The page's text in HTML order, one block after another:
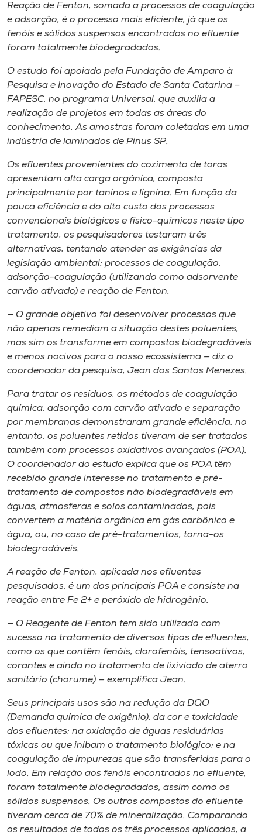
o idioma
A+
A-
Reação de Fenton, somada a processos de coagulação
e adsorção, é o processo mais eficiente, já que os
fenóis e sólidos suspensos encontrados no efluente
foram totalmente biodegradados.
O estudo foi apoiado pela Fundação de Amparo à
Pesquisa e Inovação do Estado de Santa Catarina –
FAPESC, no programa Universal, que auxilia a
realização de projetos em todas as áreas do
conhecimento. As amostras foram coletadas em uma
indústria de laminados de Pinus SP.
Os efluentes provenientes do cozimento de toras
apresentam alta carga orgânica, composta
principalmente por taninos e lignina. Em função da
pouca eficiência e do alto custo dos processos
convencionais biológicos e físico-químicos neste tipo
tratamento, os pesquisadores testaram três
alternativas, tentando atender as exigências da
legislação ambiental: processos de coagulação,
adsorção-coagulação (utilizando como adsorvente
carvão ativado) e reação de Fenton.
— O grande objetivo foi desenvolver processos que
não apenas remediam a situação destes poluentes,
mas sim os transforme em compostos biodegradáveis
e menos nocivos para o nosso ecossistema — diz o
coordenador da pesquisa, Jean dos Santos Menezes.
Para tratar os resíduos, os métodos de coagulação
química, adsorção com carvão ativado e separação
por membranas demonstraram grande eficiência, no
entanto, os poluentes retidos tiveram de ser tratados
também com processos oxidativos avançados (POA).
O coordenador do estudo explica que os POA têm
recebido grande interesse no tratamento e pré-
tratamento de compostos não biodegradáveis em
águas, atmosferas e solos contaminados, pois
convertem a matéria orgânica em gás carbônico e
água, ou, no caso de pré-tratamentos, torna-os
biodegradáveis.
A reação de Fenton, aplicada nos efluentes
pesquisados, é um dos principais POA e consiste na
reação entre Fe 2+ e peróxido de hidrogênio.
— O Reagente de Fenton tem sido utilizado com
sucesso no tratamento de diversos tipos de efluentes,
como os que contêm fenóis, clorofenóis, tensoativos,
corantes e ainda no tratamento de lixiviado de aterro
sanitário (chorume) — exemplifica Jean.
Seus principais usos são na redução da DQO
(Demanda química de oxigênio), da cor e toxicidade
dos efluentes; na oxidação de águas residuárias
tóxicas ou que inibam o tratamento biológico; e na
coagulação de impurezas que são transferidas para o
lodo. Em relação aos fenóis encontrados no efluente,
foram totalmente biodegradados, assim como os
sólidos suspensos. Os outros compostos do efluente
tiveram cerca de 70% de mineralização. Comparando
os resultados de todos os três processos aplicados, a